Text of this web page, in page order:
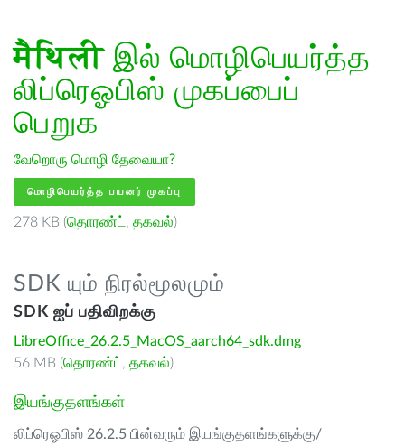
मैथिलीஇல் மொழிபெயர்த்த
லிப்ரெஓபிஸ் முகப்பைப்
பெறுக
வேறொரு மொழி தேவையா?
மொழிபெயர்த்த பயனர் முகப்பு
278 KB (தொரண்ட் , தகவல்)
SDK யும் நிரல்மூலமும்
SDK ஐப் பதிவிறக்கு
LibreOffice_26.2.5_MacOS_aarch64_sdk.dmg
56 MB (தொரண்ட் , தகவல்)
இயங்குதளங்கள்
லிப்ரெஓபிஸ் 26.2.5 பின்வரும் இயங்குதளங்களுக்கு/